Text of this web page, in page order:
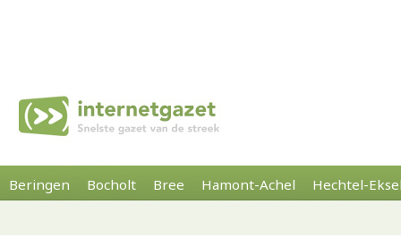
Beringen Bocholt Bree Hamont-Achel Hechtel-